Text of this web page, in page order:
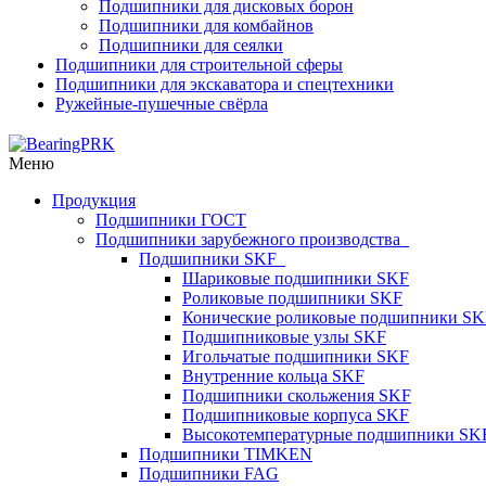
Подшипники для дисковых борон
Подшипники для комбайнов
Подшипники для сеялки
Подшипники для строительной сферы
Подшипники для экскаватора и спецтехники
Ружейные-пушечные свёрла
Меню
Продукция
Подшипники ГОСТ
Подшипники зарубежного производства
Подшипники SKF
Шариковые подшипники SKF
Роликовые подшипники SKF
Конические роликовые подшипники
Подшипниковые узлы SKF
Игольчатые подшипники SKF
Внутренние кольца SKF
Подшипники скольжения SKF
Подшипниковые корпуса SKF
Высокотемпературные подшипники
Подшипники TIMKEN
Подшипники FAG